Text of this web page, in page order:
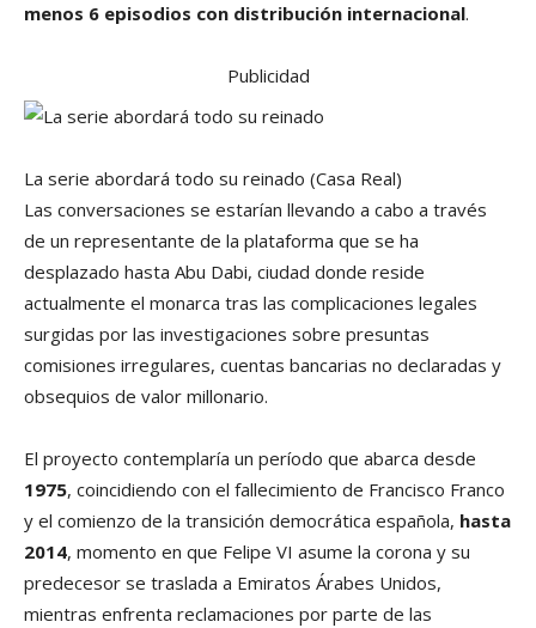
menos 6 episodios con distribución internacional.
Publicidad
La serie abordará todo su reinado (Casa Real)
Las conversaciones se estarían llevando a cabo a través
de un representante de la plataforma que se ha
desplazado hasta Abu Dabi, ciudad donde reside
actualmente el monarca tras las complicaciones legales
surgidas por las investigaciones sobre presuntas
comisiones irregulares, cuentas bancarias no declaradas y
obsequios de valor millonario.
El proyecto contemplaría un período que abarca desde
1975, coincidiendo con el fallecimiento de Francisco Franco
y el comienzo de la transición democrática española, hasta
2014, momento en que Felipe VI asume la corona y su
predecesor se traslada a Emiratos Árabes Unidos,
mientras enfrenta reclamaciones por parte de las